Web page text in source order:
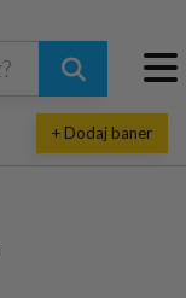
+ Dodaj baner